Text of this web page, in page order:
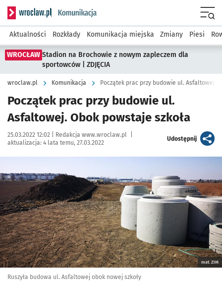
Serwis informacyjny wroclaw.pl podserwis: Komunikacja
Aktualności Rozkłady Komunikacja miejska Zmiany Piesi
WROCŁAW Stadion na Brochowie z nowym zapleczem dla
sportowców | ZDJĘCIA
wroclaw.pl Komunikacja Początek prac przy budowie ul. Asfaltowej.
Początek prac przy budowie ul.
Asfaltowej. Obok powstaje szkoła
Data publikacji:
25.03.2022 12:02 | Autor:
Redakcja www.wroclaw.pl
aktualizacja: 4 lata temu, 27.03.2022
Udostępnijartykuł
mat. ZIM
Ruszyła budowa ul. Asfaltowej obok nowej szkoły